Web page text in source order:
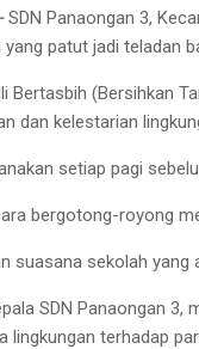
SDN Panaongan 3,
patut jadi teladan
Bertasbih (Bersihkan
dan kelestarian
setiap pagi
bergotong-royong
suasana sekolah yang
SDN Panaongan
lingkungan terhadap